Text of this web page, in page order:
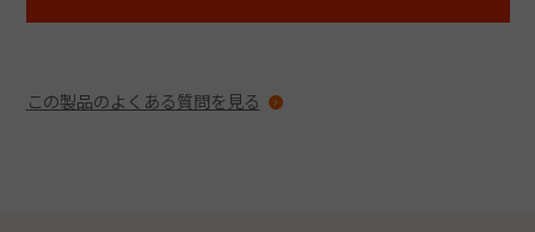
この製品のよくある質問を見る